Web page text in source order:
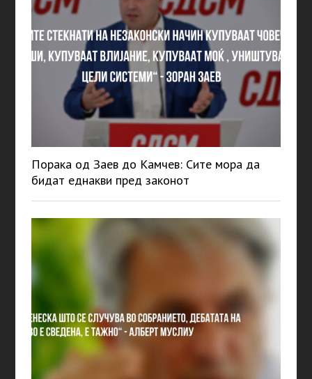
Порака од Заев до Камчев: Сите мора да
бидат еднакви пред законот